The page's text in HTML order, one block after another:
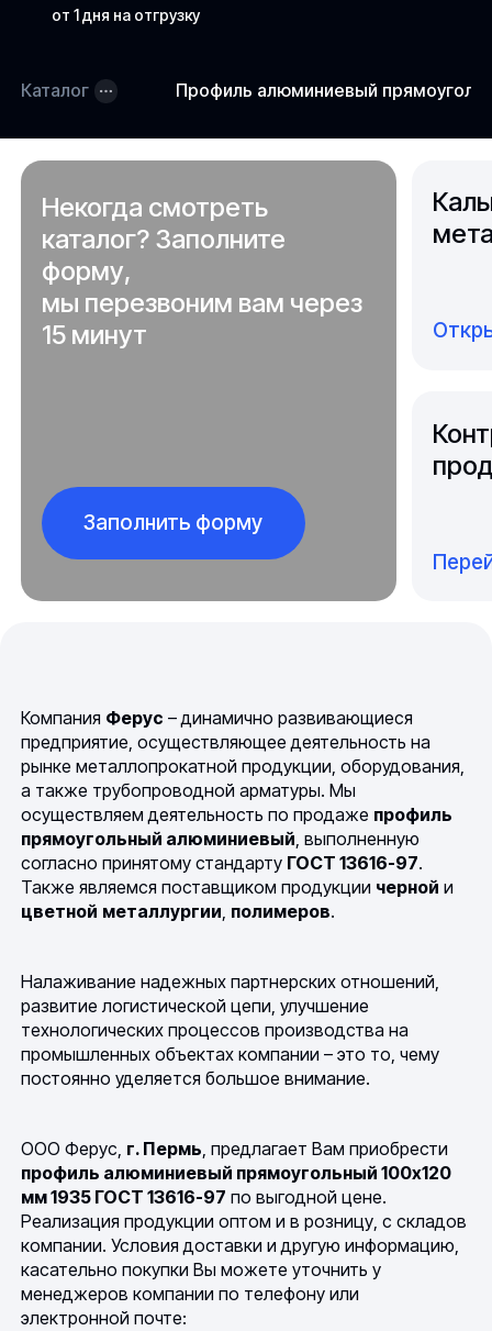
от 1 дня на отгрузку
Каталог Профиль алюминиевый
Некогда смотреть
каталог? Заполните
форму,
мы перезвоним вам через
15 минут
Заполнить форму
Компания Ферус – динамично развивающиеся
предприятие, осуществляющее деятельность на
рынке металлопрокатной продукции, оборудования,
а также трубопроводной арматуры. Мы
осуществляем деятельность по продаже профиль
прямоугольный алюминиевый, выполненную
согласно принятому стандарту ГОСТ 13616-97.
Также являемся поставщиком продукции черной и
цветной металлургии, полимеров.
Налаживание надежных партнерских отношений,
развитие логистической цепи, улучшение
технологических процессов производства на
промышленных объектах компании – это то, чему
постоянно уделяется большое внимание.
ООО Ферус, г. Пермь, предлагает Вам приобрести
профиль алюминиевый прямоугольный 100х120
мм 1935 ГОСТ 13616-97 по выгодной цене.
Реализация продукции оптом и в розницу, с складов
компании. Условия доставки и другую информацию,
касательно покупки Вы можете уточнить у
менеджеров компании по телефону или
электронной почте: